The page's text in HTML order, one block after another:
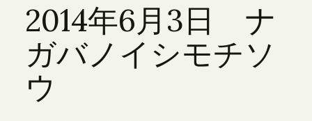
2014年6月3日 ナ
ガバノイシモチソ
ウ